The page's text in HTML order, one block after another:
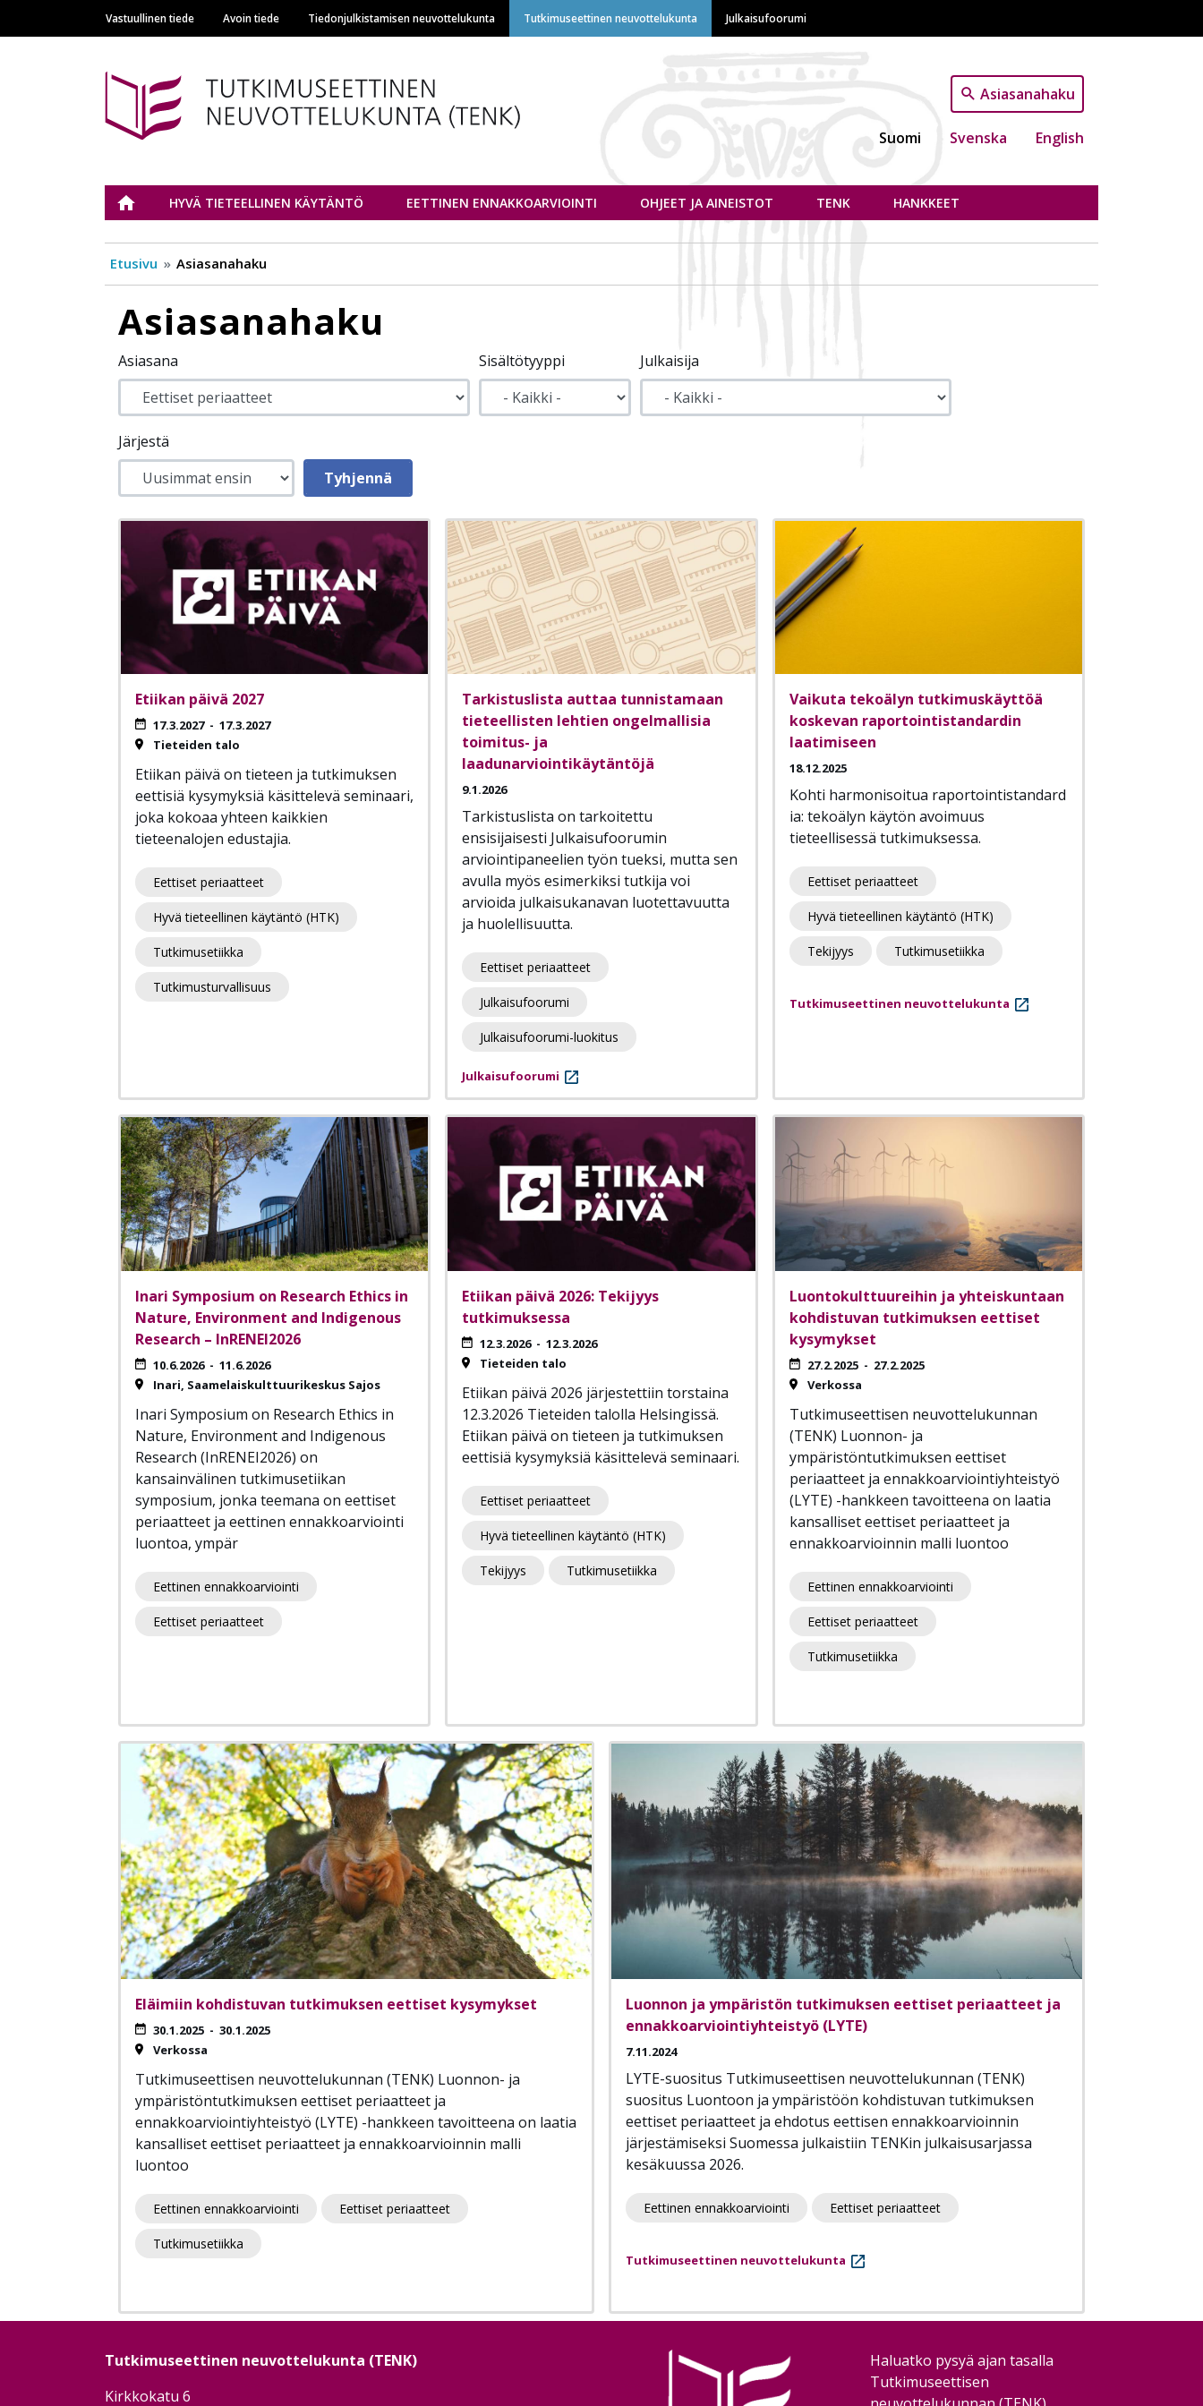
Hyppää
pääsisältöön
Main navigation
Vastuullinen tiede Avoin tiede Tiedonjulkistamisen neuvottelukunta Tutkimuseettinen neuvottelukunta Julkaisufoorumi
Asiasanahaku
Suomi Svenska English
Tutkimuseettinen neuvottelukunta
ETUSIVUHYVÄ TIETEELLINEN KÄYTÄNTÖ EETTINEN ENNAKKOARVIOINTI OHJEET JA AINEISTOT TENK HANKKEET
Etusivu Asiasanahaku
Asiasanahaku
Asiasana Sisältötyyppi Julkaisija
Järjestä
Etiikan päivä 2027
17.3.2027- 17.3.2027
Tieteiden talo
Etiikan päivä on tieteen ja tutkimuksen
eettisiä kysymyksiä käsittelevä seminaari,
joka kokoaa yhteen kaikkien
tieteenalojen edustajia.
Eettiset periaatteet
Hyvä tieteellinen käytäntö (HTK)
Tutkimusetiikka
Tutkimusturvallisuus
Tarkistuslista auttaa tunnistamaan
tieteellisten lehtien ongelmallisia
toimitus- ja
laadunarviointikäytäntöjä
9.1.2026
Tarkistuslista on tarkoitettu
ensisijaisesti Julkaisufoorumin
arviointipaneelien työn tueksi, mutta sen
avulla myös esimerkiksi tutkija voi
arvioida julkaisukanavan luotettavuutta
ja huolellisuutta.
Eettiset periaatteet
Julkaisufoorumi
Julkaisufoorumi-luokitus
Julkaisufoorumi
Vaikuta tekoälyn tutkimuskäyttöä
koskevan raportointistandardin
laatimiseen
18.12.2025
Kohti harmonisoitua raportointistandard
ia: tekoälyn käytön avoimuus
tieteellisessä tutkimuksessa.
Eettiset periaatteet
Hyvä tieteellinen käytäntö (HTK)
Tekijyys Tutkimusetiikka
Tutkimuseettinen neuvottelukunta
Inari Symposium on Research Ethics in
Nature, Environment and Indigenous
Research – InRENEI2026
10.6.2026- 11.6.2026
Inari Saamelaiskulttuurikeskus Sajos
Inari Symposium on Research Ethics in
Nature, Environment and Indigenous
Research (InRENEI2026) on
kansainvälinen tutkimusetiikan
symposium, jonka teemana on eettiset
periaatteet ja eettinen ennakkoarviointi
luontoa, ympär
Eettinen ennakkoarviointi
Eettiset periaatteet
Etiikan päivä 2026: Tekijyys
tutkimuksessa
12.3.2026-12.3.2026
Tieteiden talo
Etiikan päivä 2026 järjestettiin torstaina
12.3.2026 Tieteiden talolla Helsingissä.
Etiikan päivä on tieteen ja tutkimuksen
eettisiä kysymyksiä käsittelevä seminaari.
Eettiset periaatteet
Hyvä tieteellinen käytäntö (HTK)
Tekijyys Tutkimusetiikka
Luontokulttuureihin ja yhteiskuntaan
kohdistuvan tutkimuksen eettiset
kysymykset
27.2.2025- 27.2.2025
Verkossa
Tutkimuseettisen neuvottelukunnan
(TENK) Luonnon- ja
ympäristöntutkimuksen eettiset
periaatteet ja ennakkoarviointiyhteistyö
(LYTE) -hankkeen tavoitteena on laatia
kansalliset eettiset periaatteet ja
ennakkoarvioinnin malli luontoo
Eettinen ennakkoarviointi
Eettiset periaatteet
Tutkimusetiikka
Eläimiin kohdistuvan tutkimuksen eettiset kysymykset
30.1.2025 - 30.1.2025
Verkossa
Tutkimuseettisen neuvottelukunnan (TENK) Luonnon- ja
ympäristöntutkimuksen eettiset periaatteet ja
ennakkoarviointiyhteistyö (LYTE) -hankkeen tavoitteena on laatia
kansalliset eettiset periaatteet ja ennakkoarvioinnin malli
luontoo
Eettinen ennakkoarviointi Eettiset periaatteet
Tutkimusetiikka
Luonnon ja ympäristön tutkimuksen eettiset periaatteet ja
ennakkoarviointiyhteistyö (LYTE)
7.11.2024
LYTE-suositus Tutkimuseettisen neuvottelukunnan (TENK)
suositus Luontoon ja ympäristöön kohdistuvan tutkimuksen
eettiset periaatteet ja ehdotus eettisen ennakkoarvioinnin
järjestämiseksi Suomessa julkaistiin TENKin julkaisusarjassa
kesäkuussa 2026.
Eettinen ennakkoarviointi Eettiset periaatteet
Tutkimuseettinen neuvottelukunta
Tutkimuseettinen neuvottelukunta (TENK)
Kirkkokatu 6
Haluatko pysyä ajan tasalla
Tutkimuseettisen